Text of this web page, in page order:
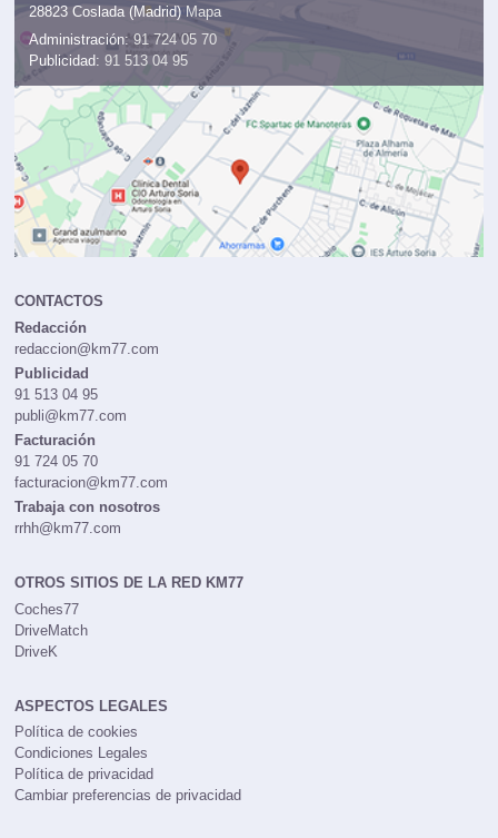
28823 Coslada (Madrid) Mapa
Administración: 91 724 05 70
Publicidad: 91 513 04 95
CONTACTOS
Redacción
redaccion@km77.com
Publicidad
91 513 04 95
publi@km77.com
Facturación
91 724 05 70
facturacion@km77.com
Trabaja con nosotros
rrhh@km77.com
OTROS SITIOS DE LA RED KM77
Coches77
DriveMatch
DriveK
ASPECTOS LEGALES
Política de cookies
Condiciones Legales
Política de privacidad
Cambiar preferencias de privacidad